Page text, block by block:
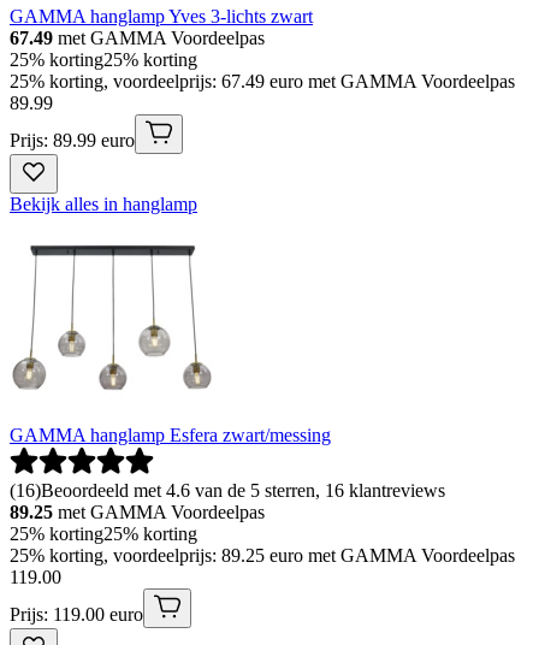
GAMMA hanglamp Yves 3-lichts zwart
67.49 met GAMMA Voordeelpas
25% korting25% korting
25% korting, voordeelprijs: 67.49 euro met GAMMA Voordeelpas
89.99
Prijs: 89.99 euro
Bekijk alles in hanglamp
GAMMA hanglamp Esfera zwart/messing
(16)Beoordeeld met 4.6 van de 5 sterren, 16 klantreviews
89.25 met GAMMA Voordeelpas
25% korting25% korting
25% korting, voordeelprijs: 89.25 euro met GAMMA Voordeelpas
119.00
Prijs: 119.00 euro